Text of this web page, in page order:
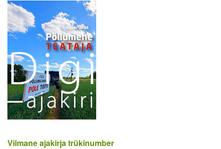
Viimane ajakirja trükinumber